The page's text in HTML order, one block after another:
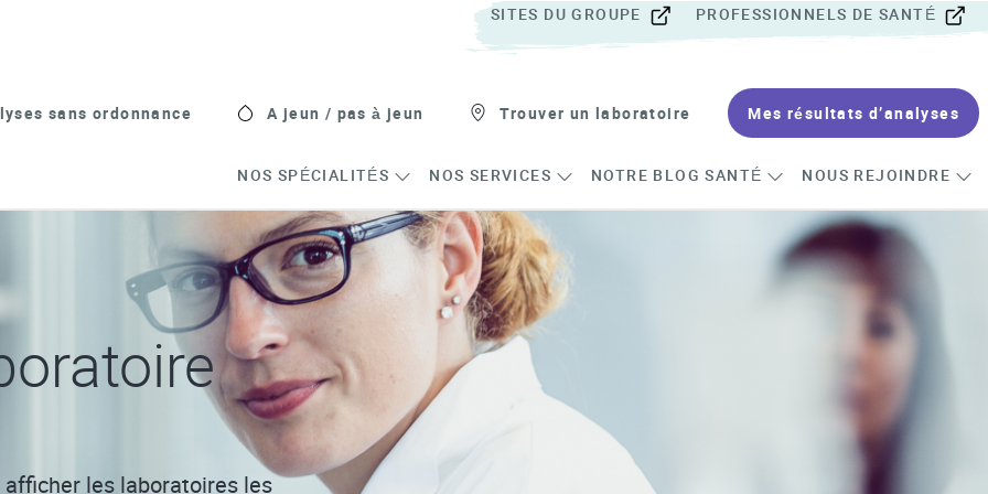
SITES DU GROUPE PROFESSIONNELS DE SANTÉ
sans ordonnance A jeun / pas à jeun Trouver un laboratoire Mes résultats d’analyses
NOS SPÉCIALITÉS NOS SERVICES NOTRE BLOG SANTÉ NOUS REJOINDRE
les laboratoires les